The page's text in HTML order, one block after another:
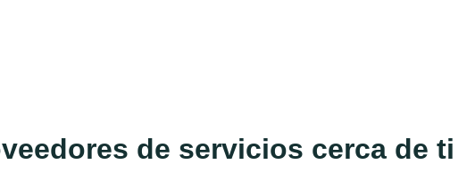
de servicios cerca de ti